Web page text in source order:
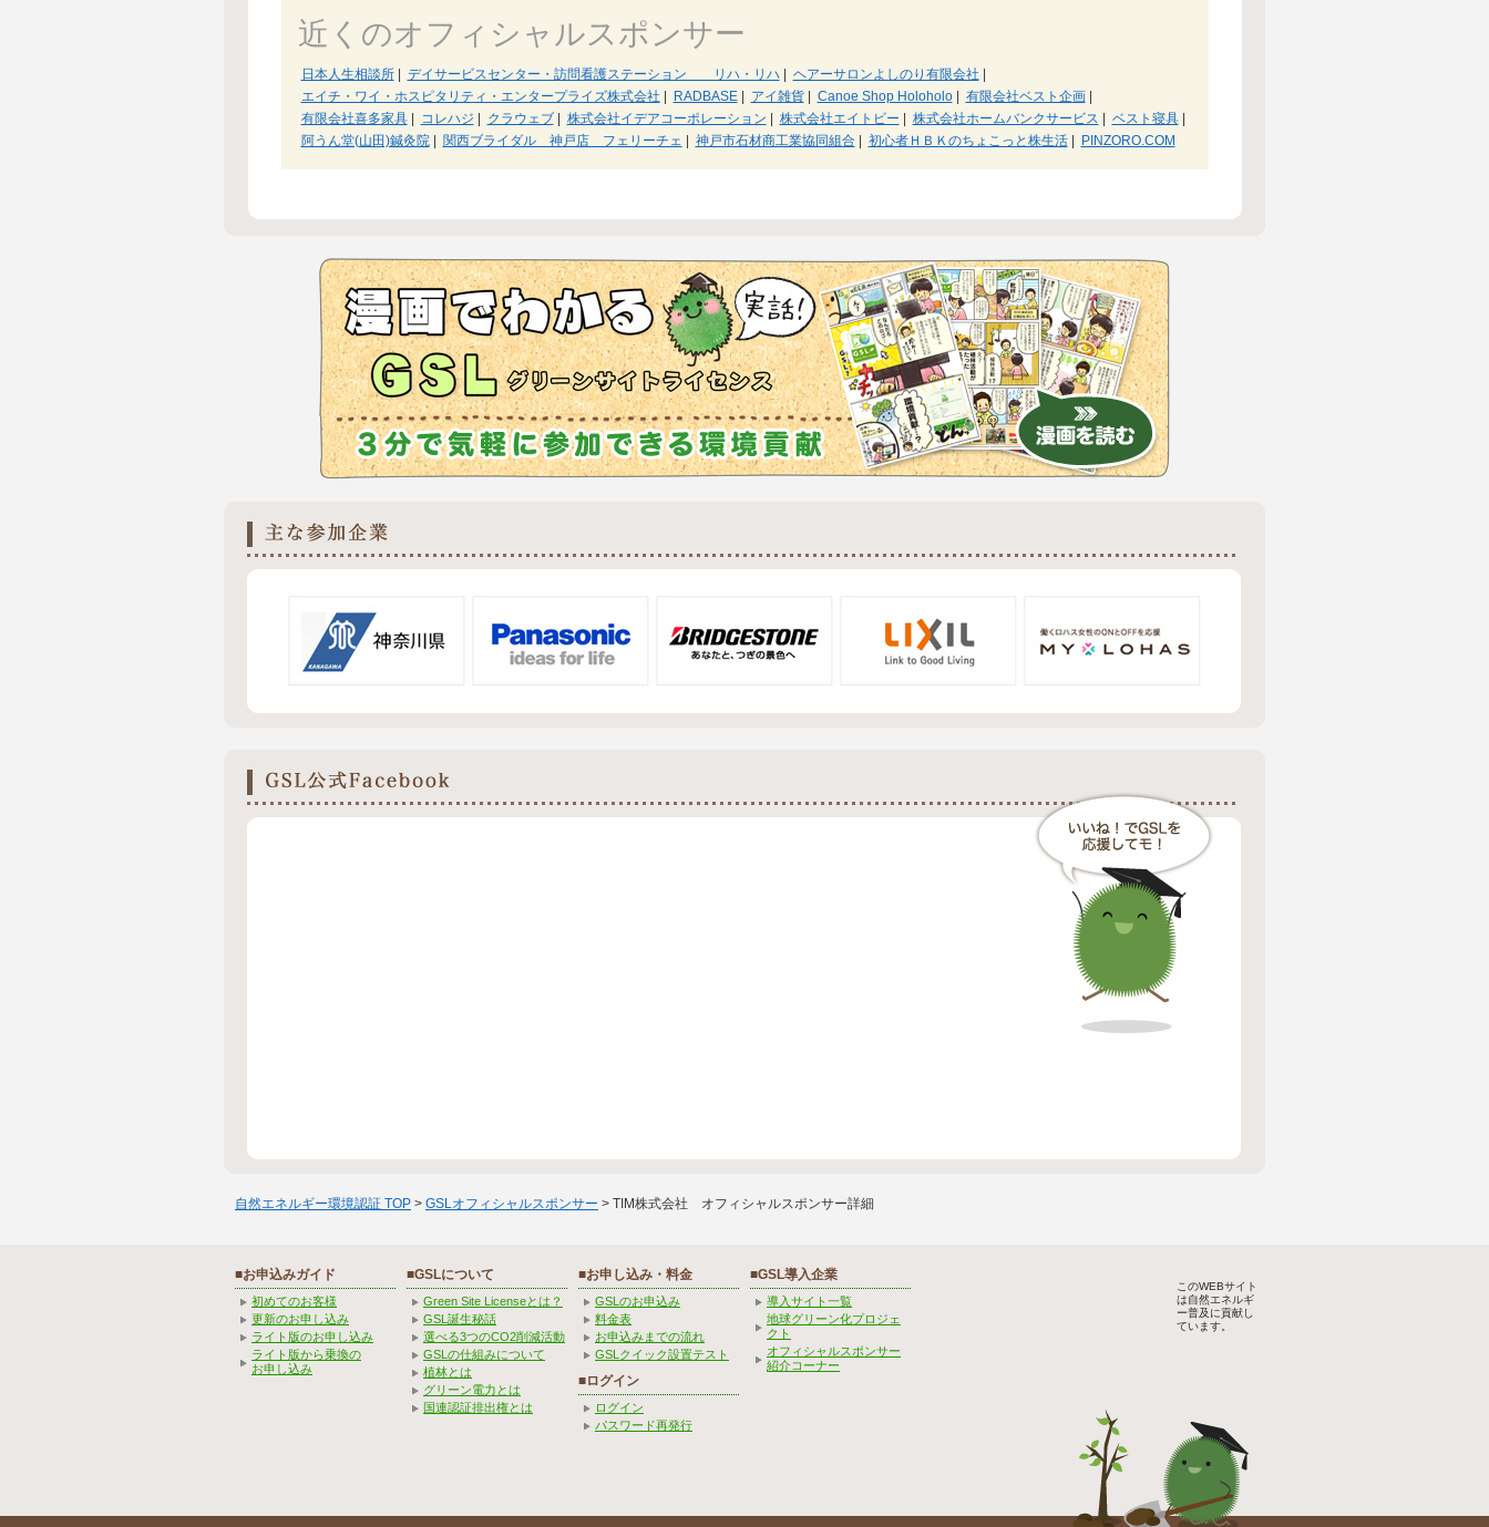
近くのオフィシャルスポンサー
日本人生相談所| デイサービスセンター・訪問看護ステーション リハ・リハ| ヘアーサロンよしのり有限会社
エイチ・ワイ・ホスピタリティ・エンタープライズ株式会社
RADBASE| アイ雑貨| Canoe Shop Holoholo| 有限会社ベスト企画|
有限会社喜多家具| コレハジ クラウェブ| 株式会社イデアコーポレーション 株式会社エイトビー 株式会社ホームバンクサービス ベスト寝具|
阿うん堂(山田)鍼灸院| 関西ブライダル 神戸店 フェリーチェ 神戸市石材商工業協同組合| 初心者ＨＢＫのちょこっと株生活| PINZORO.COM
自然エネルギー環境認証 TOP > GSLオフィシャルスポンサー > TIM株式会社 オフィシャルスポンサー詳細
■お申込みガイド
初めてのお客様
更新のお申し込み
ライト版のお申し込み
ライト版から乗換の
お申し込み
■GSLについて
Green Site Licenseとは？
GSL誕生秘話
選べる3つのCO2削減活動
GSLの仕組みについて
植林とは
グリーン電力とは
国連認証排出権とは
■お申し込み・料金
GSLのお申込み
料金表
お申込みまでの流れ
GSLクイック設置テスト
■ログイン
ログイン
パスワード再発行
■GSL導入企業
導入サイト一覧
地球グリーン化プロジェ
クト
オフィシャルスポンサー
紹介コーナー
このWEBサイト
は自然エネルギ
ー普及に貢献し
ています。